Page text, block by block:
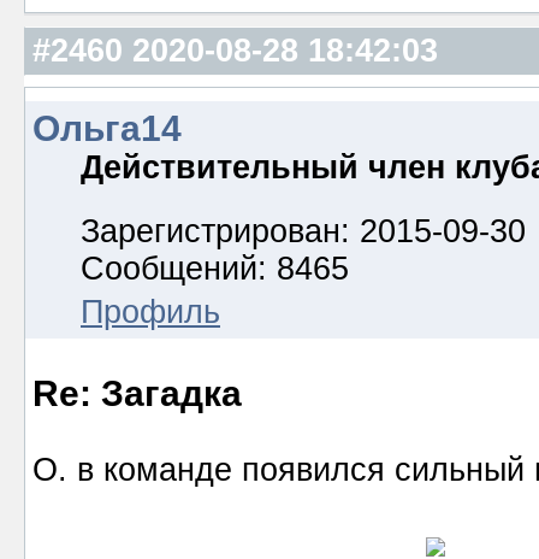
#2460 2020-08-28 18:42:03
Ольга14
Действительный член
Зарегистрирован: 2015-09-30
Сообщений: 8465
Профиль
Re: Загадка
О. в команде появился сильный